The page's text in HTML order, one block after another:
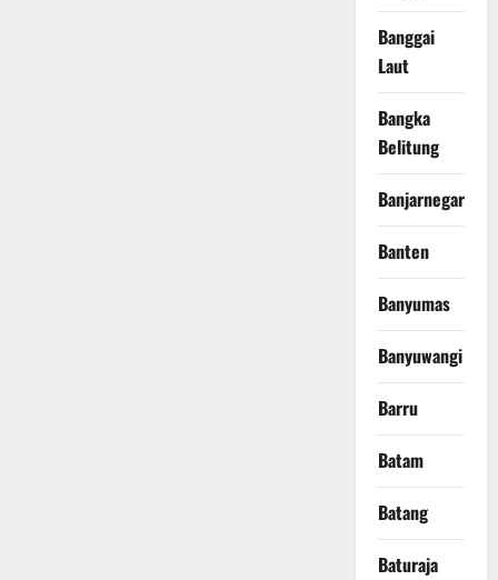
Banggai
Laut
Bangka
Belitung
Banjarnegara
Banten
Banyumas
Banyuwangi
Barru
Batam
Batang
Baturaja